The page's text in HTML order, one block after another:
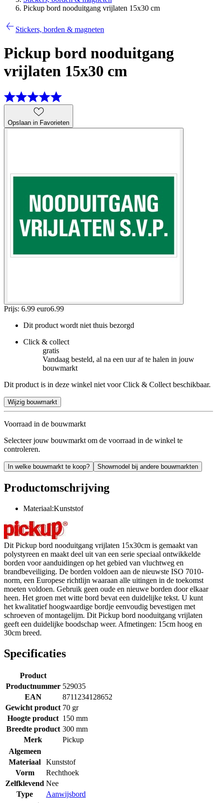
Pickup bord nooduitgang vrijlaten 15x30 cm
Stickers, borden & magneten
Pickup bord nooduitgang
vrijlaten 15x30 cm
Opslaan in Favorieten
Prijs: 6.99 euro6.99
Dit product wordt niet thuis bezorgd
Click & collect
gratis
Vandaag besteld, al na een uur af te halen in jouw
bouwmarkt
Dit product is in deze winkel niet voor Click & Collect beschikbaar.
Wijzig bouwmarkt
Voorraad in de bouwmarkt
Selecteer jouw bouwmarkt om de voorraad in de winkel te
controleren.
In welke bouwmarkt te koop? Showmodel bij andere bouwmarkten
Productomschrijving
Materiaal:Kunststof
Dit Pickup bord nooduitgang vrijlaten 15x30cm is gemaakt van
polystyreen en maakt deel uit van een serie speciaal ontwikkelde
borden voor aanduidingen op het gebied van vluchtweg en
brandbeveiliging. De borden voldoen aan de nieuwste ISO 7010-
norm, een Europese richtlijn waaraan alle uitingen in de toekomst
moeten voldoen. Gebruik geen oude en nieuwe borden door elkaar
heen. Het groen met witte bord bevat een duidelijke tekst. U kunt
het kwalitatief hoogwaardige bordje eenvoudig bevestigen met
schroeven of montagelijm. Dit Pickup bord nooduitgang vrijlaten
geeft een duidelijke boodschap weer. Afmetingen: 15cm hoog en
30cm breed.
Specificaties
Product
Productnummer 529035
EAN
8711234128652
Gewicht product 70 gr
Hoogte product 150 mm
Breedte product 300 mm
Merk
Pickup
Algemeen
Materiaal
Kunststof
Vorm
Rechthoek
Zelfklevend Nee
Type
Aanwijsbord